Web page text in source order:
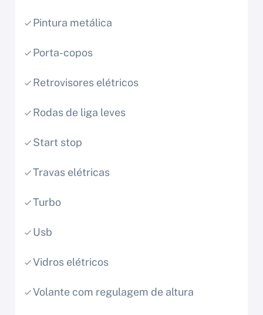
Pintura metálica
Porta-copos
Retrovisores elétricos
Rodas de liga leves
Start stop
Travas elétricas
Turbo
Usb
Vidros elétricos
Volante com regulagem de altura